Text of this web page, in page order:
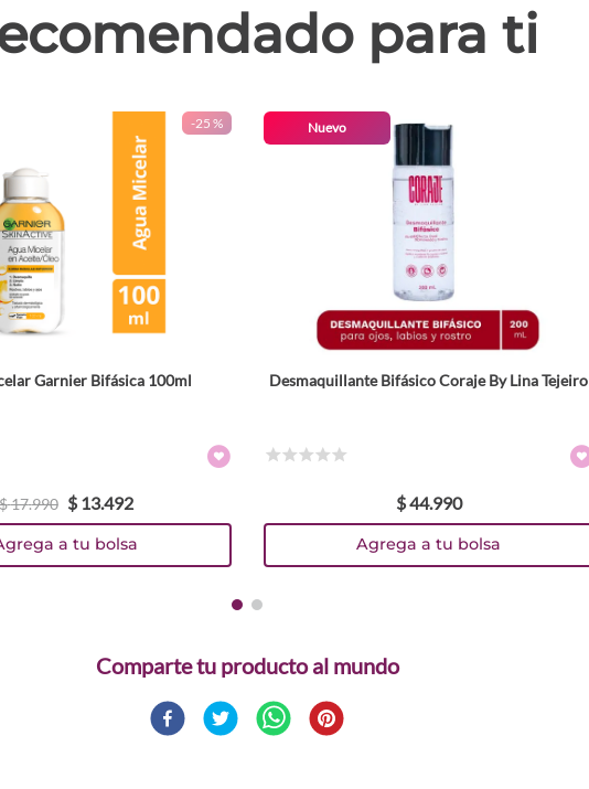
para ti
-25 %
Garnier Bifásica 100ml
17.990 $ 13.492
a tu bolsa
Nuevo
Desmaquillante Bifásico Coraje By Lina Tejeiro
$44.990
Agrega a tu bolsa
Comparte